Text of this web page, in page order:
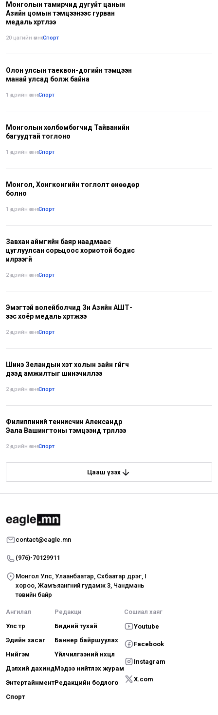
Монголын тамирчид дугуйт цанын
Азийн цомын тэмцээнээс гурван
медаль хүртлээ
20 цагийн өмнө•Спорт
Олон улсын таеквон-догийн тэмцээн
манай улсад болж байна
1 өдрийн өмнө•Спорт
Монголын хөлбөмбөгчид Тайванийн
багуудтай тоглоно
1 өдрийн өмнө•Спорт
Монгол, Хонгконгийн тоглолт өнөөдөр
болно
1 өдрийн өмнө•Спорт
Завхан аймгийн баяр наадмаас
цуглуулсан сорьцоос хориотой бодис
илрээгүй
2 өдрийн өмнө•Спорт
Эмэгтэй волейболчид Зүүн Азийн АШТ-
ээс хоёр медаль хүртжээ
2 өдрийн өмнө•Спорт
Шинэ Зеландын хэт холын зайн гүйгч
дээд амжилтыг шинэчиллээ
2 өдрийн өмнө•Спорт
Филиппиний теннисчин Александр
Эала Вашингтоны тэмцээнд түрүүллээ
2 өдрийн өмнө•Спорт
Цааш үзэх
contact@eagle.mn
(976)-70129911
Монгол Улс, Улаанбаатар, Сүхбаатар дүүрэг, I
хороо, Жамъяангүний гудамж 3, Чандмань
төвийн байр
Ангилал
Улс төр
Эдийн засаг
Нийгэм
Дэлхий дахинд
Энтертайнмент
Спорт
Редакци
Бидний тухай
Баннер байршуулах
Үйлчилгээний нөхцөл
Мэдээ нийтлэх журам
Редакцийн бодлого
Сошиал хаяг
Youtube
Facebook
Instagram
X.com